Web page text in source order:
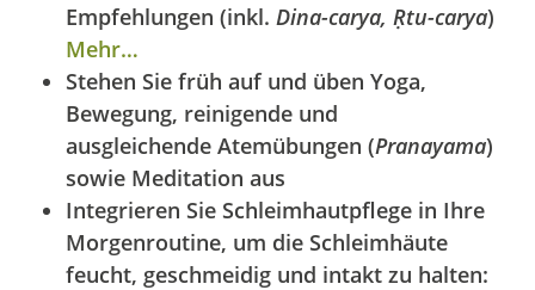
Empfehlungen (inkl. Dina-carya, Ṛtu-carya)
Mehr…
Stehen Sie früh auf und üben Yoga,
Bewegung, reinigende und
ausgleichende Atemübungen (Pranayama)
sowie Meditation aus
Integrieren Sie Schleimhautpflege in Ihre
Morgenroutine, um die Schleimhäute
feucht, geschmeidig und intakt zu halten: